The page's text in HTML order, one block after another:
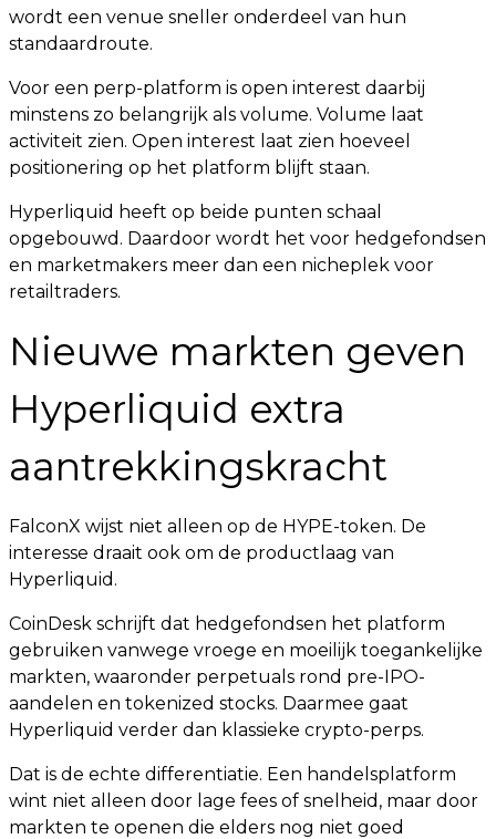
wordt een venue sneller onderdeel van hun
standaardroute.
Voor een perp-platform is open interest daarbij
minstens zo belangrijk als volume. Volume laat
activiteit zien. Open interest laat zien hoeveel
positionering op het platform blijft staan.
Hyperliquid heeft op beide punten schaal
opgebouwd. Daardoor wordt het voor hedgefondsen
en marketmakers meer dan een nicheplek voor
retailtraders.
Nieuwe markten geven
Hyperliquid extra
aantrekkingskracht
FalconX wijst niet alleen op de HYPE-token. De
interesse draait ook om de productlaag van
Hyperliquid.
CoinDesk schrijft dat hedgefondsen het platform
gebruiken vanwege vroege en moeilijk toegankelijke
markten, waaronder perpetuals rond pre-IPO-
aandelen en tokenized stocks. Daarmee gaat
Hyperliquid verder dan klassieke crypto-perps.
Dat is de echte differentiatie. Een handelsplatform
wint niet alleen door lage fees of snelheid, maar door
markten te openen die elders nog niet goed